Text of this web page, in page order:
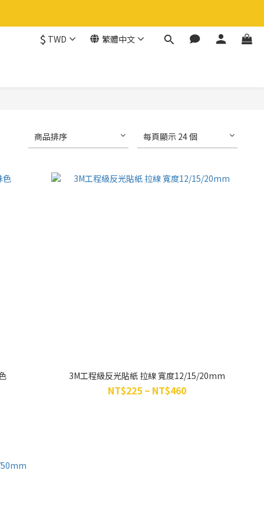
$ TWD 繁體中文
商品排序 每頁顯示 24 個
3M工程級反光貼紙 拉線 寬度12/15/20mm
NT$225 ~ NT$460